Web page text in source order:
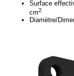
Surface
cm2
Diamètre/